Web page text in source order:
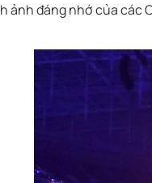
ảnh đáng nhớ của các